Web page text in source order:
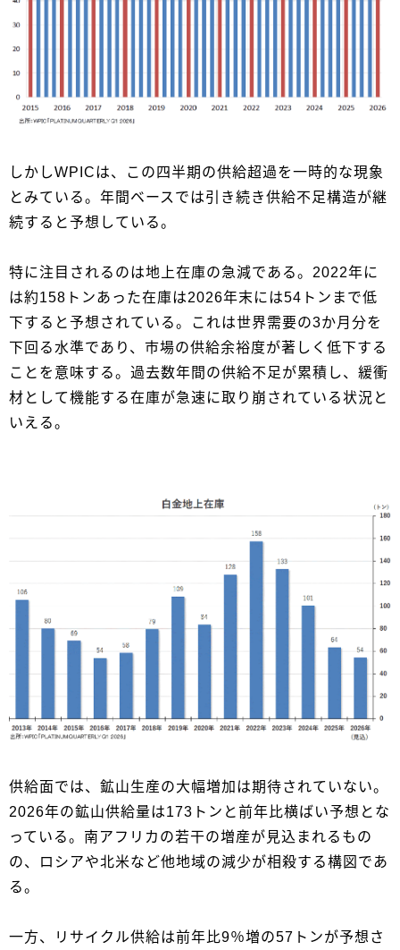
しかしWPICは、この四半期の供給超過を一時的な現象
とみている。年間ベースでは引き続き供給不足構造が継
続すると予想している。
特に注目されるのは地上在庫の急減である。2022年に
は約158トンあった在庫は2026年末には54トンまで低
下すると予想されている。これは世界需要の3か月分を
下回る水準であり、市場の供給余裕度が著しく低下する
ことを意味する。過去数年間の供給不足が累積し、緩衝
材として機能する在庫が急速に取り崩されている状況と
いえる。
供給面では、鉱山生産の大幅増加は期待されていない。
2026年の鉱山供給量は173トンと前年比横ばい予想とな
っている。南アフリカの若干の増産が見込まれるもの
の、ロシアや北米など他地域の減少が相殺する構図であ
る。
一方、リサイクル供給は前年比9％増の57トンが予想さ